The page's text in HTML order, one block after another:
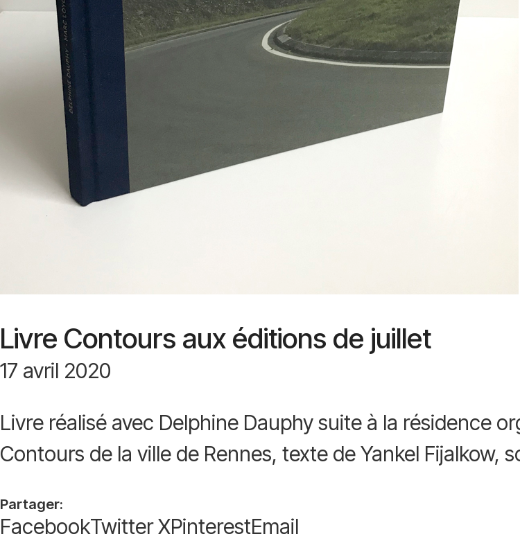
Livre Contours aux éditions de juillet
17 avril 2020
Livre réalisé avec Delphine Dauphy suite à la résidence
Contours de la ville de Rennes, texte de Yankel Fijalkow,
Partager:
FacebookTwitter XPinterestEmail